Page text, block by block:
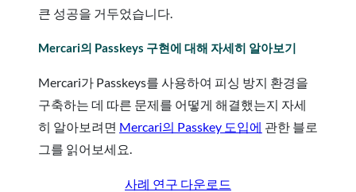
큰 성공을 거두었습니다.
Mercari의 Passkeys 구현에 대해 자세히 알아보기
Mercari가 Passkeys를 사용하여 피싱 방지 환경을
구축하는 데 따른 문제를 어떻게 해결했는지 자세
히 알아보려면 Mercari의 Passkey 도입에 관한 블로
그를 읽어보세요.
사례 연구 다운로드